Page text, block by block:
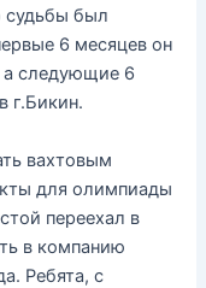
судьбы был
6 месяцев он
а следующие 6
г.Бикин.
вахтовым
для олимпиады
переехал в
в компанию
Ребята, с